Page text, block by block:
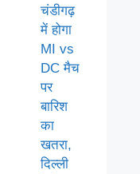
चंडीगढ़
में होगा
MI vs
DC मैच
पर
बारिश
का
खतरा,
दिल्ली